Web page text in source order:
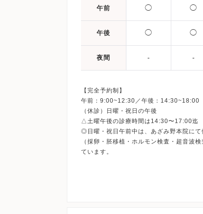
午前 ◯ ◯
午後 ◯ ◯
夜間 - -
【完全予約制】
午前：9:00~12:30／午後：14:30~18:00
（休診）日曜・祝日の午後
△土曜午後の診療時間は14:30〜17:00迄
◎日曜・祝日午前中は、あざみ野本院にて
（採卵・胚移植・ホルモン検査・超音波